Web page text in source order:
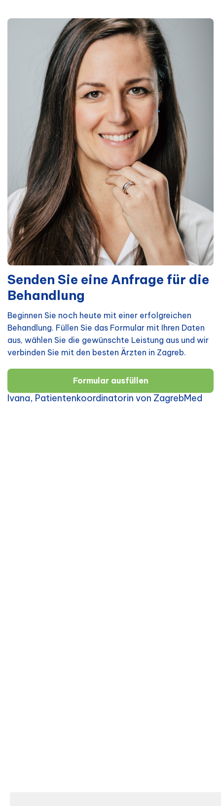
Senden Sie eine Anfrage für die
Behandlung
Beginnen Sie noch heute mit einer erfolgreichen
Behandlung. Füllen Sie das Formular mit Ihren Daten
aus, wählen Sie die gewünschte Leistung aus und wir
verbinden Sie mit den besten Ärzten in Zagreb.
Formular ausfüllen
Ivana, Patientenkoordinatorin von ZagrebMed